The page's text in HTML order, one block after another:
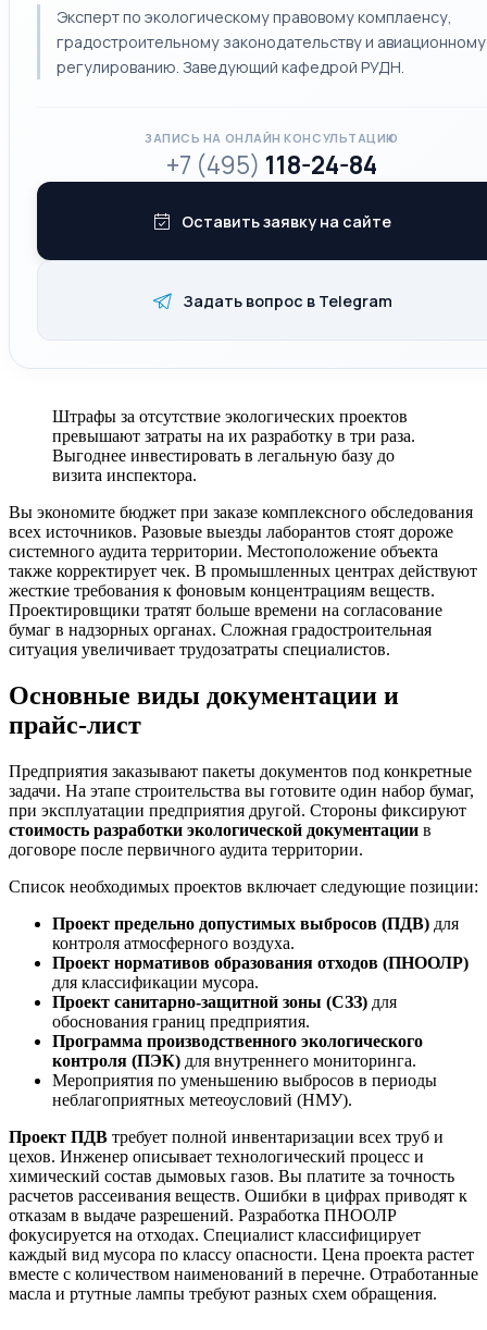
Эксперт по экологическому правовому комплаенсу,
градостроительному законодательству и авиационному
регулированию. Заведующий кафедрой РУДН.
ЗАПИСЬ НА ОНЛАЙН КОНСУЛЬТАЦИЮ
+7 (495) 118-24-84
Оставить заявку на сайте
Задать вопрос в Telegram
Штрафы за отсутствие экологических проектов
превышают затраты на их разработку в три раза.
Выгоднее инвестировать в легальную базу до
визита инспектора.
Вы экономите бюджет при заказе комплексного обследования
всех источников. Разовые выезды лаборантов стоят дороже
системного аудита территории. Местоположение объекта
также корректирует чек. В промышленных центрах действуют
жесткие требования к фоновым концентрациям веществ.
Проектировщики тратят больше времени на согласование
бумаг в надзорных органах. Сложная градостроительная
ситуация увеличивает трудозатраты специалистов.
Основные виды документации и
прайс-лист
Предприятия заказывают пакеты документов под конкретные
задачи. На этапе строительства вы готовите один набор бумаг,
при эксплуатации предприятия другой. Стороны фиксируют
стоимость разработки экологической документации в
договоре после первичного аудита территории.
Список необходимых проектов включает следующие позиции:
Проект предельно допустимых выбросов (ПДВ) для
контроля атмосферного воздуха.
Проект нормативов образования отходов (ПНООЛР)
для классификации мусора.
Проект санитарно-защитной зоны (СЗЗ) для
обоснования границ предприятия.
Программа производственного экологического
контроля (ПЭК) для внутреннего мониторинга.
Мероприятия по уменьшению выбросов в периоды
неблагоприятных метеоусловий (НМУ).
Проект ПДВ требует полной инвентаризации всех труб и
цехов. Инженер описывает технологический процесс и
химический состав дымовых газов. Вы платите за точность
расчетов рассеивания веществ. Ошибки в цифрах приводят к
отказам в выдаче разрешений. Разработка ПНООЛР
фокусируется на отходах. Специалист классифицирует
каждый вид мусора по классу опасности. Цена проекта растет
вместе с количеством наименований в перечне. Отработанные
масла и ртутные лампы требуют разных схем обращения.